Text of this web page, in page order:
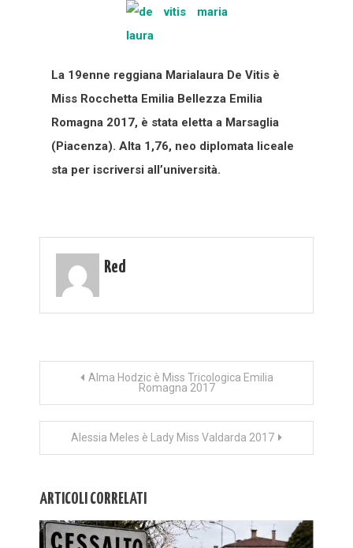
La 19enne reggiana Marialaura De Vitis è
Miss Rocchetta Emilia Bellezza Emilia
Romagna 2017, è stata eletta a Marsaglia
(Piacenza). Alta 1,76, neo diplomata liceale
sta per iscriversi all’università.
Red
Navigazione
articoli
Alma Hodzic è Miss Tricologica Emilia
Romagna 2017
Alessia Meles è Lady Miss Valdarda 2017
ARTICOLI CORRELATI